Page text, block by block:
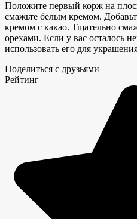
Положите первый корж на
смажьте белым кремом.
кремом с какао. Тщательно
орехами. Если у вас осталось
использовать его для
Поделиться с друзьями
Рейтинг